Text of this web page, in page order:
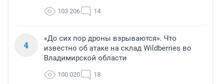
103 206 14
4
«До сих пор дроны взрываются». Что
известно об атаке на склад Wildberries во
Владимирской области
100 020 18